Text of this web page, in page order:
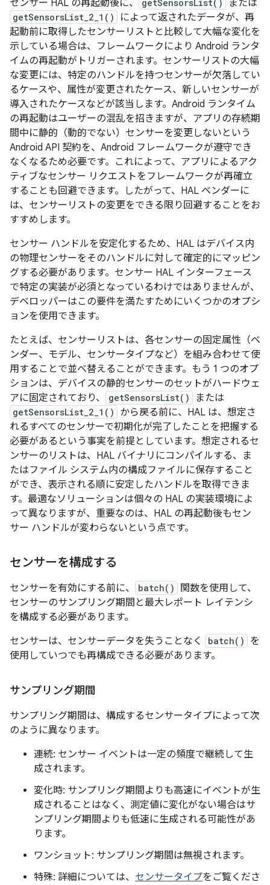
センサー HAL の再起動後に、 getSensorsList() または
getSensorsList_2_1()
によって返されたデータが、再
起動前に取得したセンサーリストと比較して大幅な変化を
示している場合は、フレームワークにより Android ランタ
イムの再起動がトリガーされます。センサーリストの大幅
な変更には、特定のハンドルを持つセンサーが欠落してい
るケースや、属性が変更されたケース、新しいセンサーが
導入されたケースなどが該当します。Android ランタイム
の再起動はユーザーの混乱を招きますが、アプリの存続期
間中に静的（動的でない）センサーを変更しないという
Android API 契約を、Android フレームワークが遵守でき
なくなるため必要です。これによって、アプリによるアク
ティブなセンサー リクエストをフレームワークが再確立
することも回避できます。したがって、HAL ベンダーに
は、センサーリストの変更をできる限り回避することをお
すすめします。
センサー ハンドルを安定化するため、HAL はデバイス内
の物理センサーをそのハンドルに対して確定的にマッピン
グする必要があります。センサー HAL インターフェース
で特定の実装が必須となっているわけではありませんが、
デベロッパーはこの要件を満たすためにいくつかのオプシ
ョンを使用できます。
たとえば、センサーリストは、各センサーの固定属性（ベ
ンダー、モデル、センサータイプなど）を組み合わせて使
用することで並べ替えることができます。もう 1 つのオプ
ションは、デバイスの静的センサーのセットがハードウェ
アに固定されており、
getSensorsList() または
getSensorsList_2_1()
から戻る前に、HAL は、想定さ
れるすべてのセンサーで初期化が完了したことを把握する
必要があるという事実を前提としています。想定されるセ
ンサーのリストは、HAL バイナリにコンパイルする、ま
たはファイル システム内の構成ファイルに保存すること
ができ、表示される順に安定したハンドルを取得できま
す。最適なソリューションは個々の HAL の実装環境によ
って異なりますが、重要なのは、HAL の再起動後もセン
サー ハンドルが変わらないという点です。
センサーを構成する
センサーを有効にする前に、 batch()
関数を使用して、
センサーのサンプリング期間と最大レポート レイテンシ
を構成する必要があります。
センサーは、センサーデータを失うことなく
batch()
を
使用していつでも再構成できる必要があります。
サンプリング期間
サンプリング期間は、構成するセンサータイプによって次
のように異なります。
連続: センサー イベントは一定の頻度で継続して生
成されます。
変化時: サンプリング期間よりも高速にイベントが生
成されることはなく、測定値に変化がない場合はサ
ンプリング期間よりも低速に生成される可能性があ
ります。
ワンショット: サンプリング期間は無視されます。
特殊: 詳細については、 センサータイプをご覧くださ